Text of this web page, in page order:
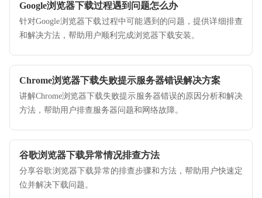
Google浏览器下载过程遇到问题怎么办
针对Google浏览器下载过程中可能遇到的问题，提供详细排查
和解决方法，帮助用户顺利完成浏览器下载安装。
Chrome浏览器下载失败提示服务器错误解决方案
讲解Chrome浏览器下载失败提示服务器错误的原因分析和解决
方法，帮助用户排查服务器问题和网络故障。
谷歌浏览器下载异常情况排查方法
分享谷歌浏览器下载异常的排查步骤和方法，帮助用户快速定
位并解决下载问题。